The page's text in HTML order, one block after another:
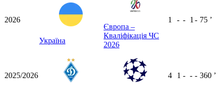
2026
Україна
Європа –
Кваліфікація ЧС
2026
1 - - 1 - 75 ʼ
2025/2026 4 1 - - - 360 ʼ